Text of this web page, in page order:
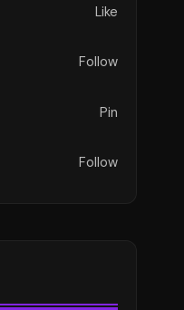
Like
Follow
Pin
Follow